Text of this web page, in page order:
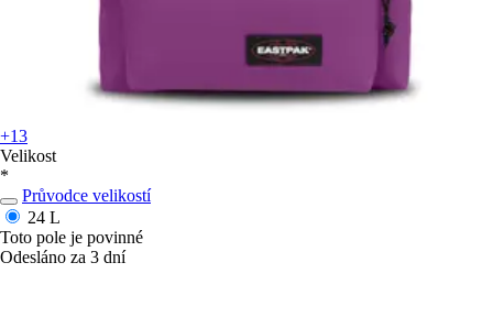
+13
Velikost
*
Průvodce velikostí
24 L
Toto pole je povinné
Odesláno za 3 dní